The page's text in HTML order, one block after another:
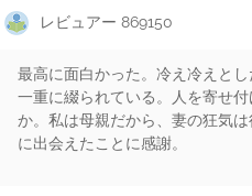
レビュアー 869150
最高に面白かった。冷え冷えと
一重に綴られている。人を寄せ
か。私は母親だから、妻の狂気
に出会えたことに感謝。